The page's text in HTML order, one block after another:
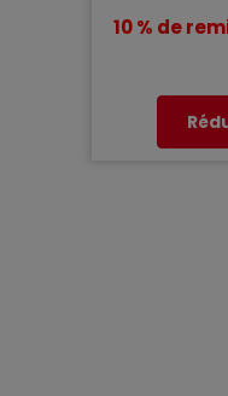
10 % de